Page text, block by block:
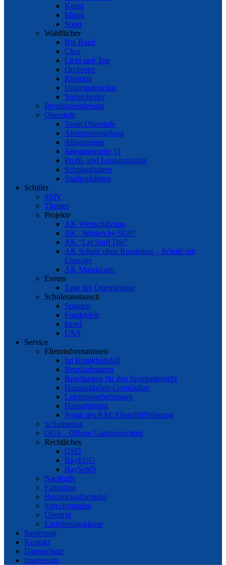
Kunst
Musik
Sport
Wahlfächer
Big Band
Chor
Licht und Ton
Orchester
Rhetorik
Unterstufenchor
Vororchester
Berufsorientierung
Oberstufe
Team Oberstufe
Absenzenregelung
Allgemeines
Jahrgangsstufe 11
Profil- und Leistungsstufe
Schulaufgaben
Studienfahrten
Schüler
SMV
Theater
Projekte
AK Wertschätzung
AK „Written by SGP“
AK “Let Stuff Die”
AK Schule ohne Rassismus – Schule mit
Courage
AK Mandacaru
Events
Tage der Orientierung
Schüleraustausch
Spanien
Frankreich
Israel
USA
Service
Elterninformationen
Im Krankheitsfall
Beurlaubungen
Regelungen für den Sportunterricht
Hausaufgaben-Grundsätze
Leistungserhebungen
Hausordnung
Portal des KM: ElternMitWirkung
Schulmensa
OGS – Offene Ganztagsschule
Rechtliches
GSO
BayEUG
BaySchO
Nachhilfe
Fahrpläne
Busantragsformular
Sprechstunden
Übertritt
Einführungsklasse
Sanierung
Kontakt
Datenschutz
Impressum